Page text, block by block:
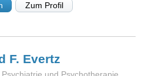
Zum Profil
F. Evertz